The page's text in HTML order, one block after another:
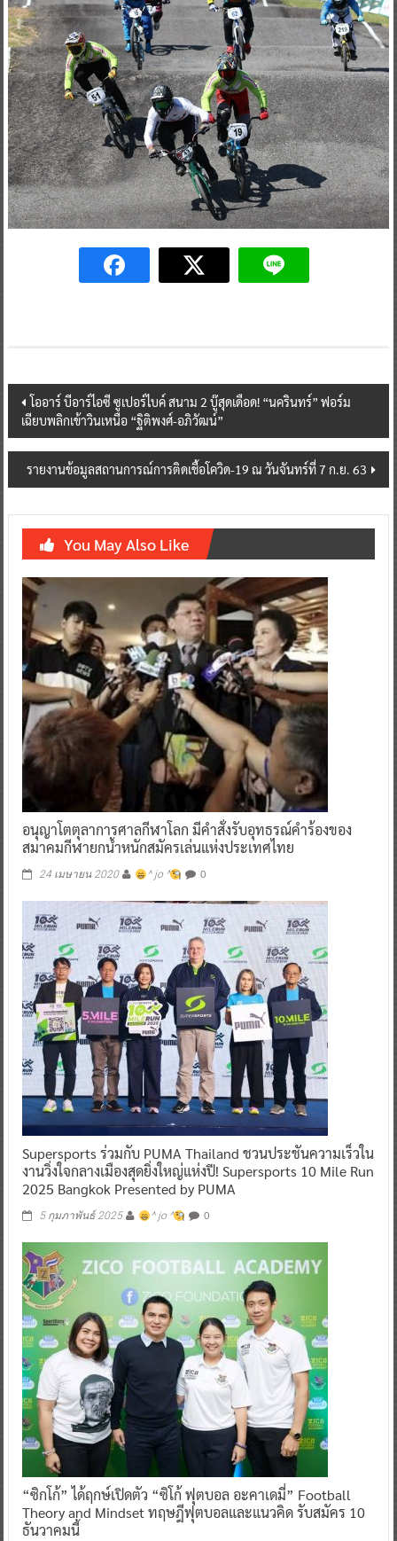
Post
navigation
โออาร์ บีอาร์ไอซี ซูเปอร์ไบค์ สนาม 2 บู๊สุดเดือด! “นครินทร์” ฟอร์ม
เฉียบพลิกเข้าวินเหนือ “ฐิติพงศ์-อภิวัฒน์”
รายงานข้อมูลสถานการณ์การติดเชื้อโควิด-19 ณ วันจันทร์ที่ 7 ก.ย. 63
You May Also Like
อนุญาโตตุลาการศาลกีฬาโลก มีคำสั่งรับอุทธรณ์คำร้องของ
สมาคมกีฬายกน้ำหนักสมัครเล่นแห่งประเทศไทย
24 เมษายน 2020 ^ jo ^ 0
Supersports ร่วมกับ PUMA Thailand ชวนประชันความเร็วใน
งานวิ่งใจกลางเมืองสุดยิ่งใหญ่แห่งปี! Supersports 10 Mile Run
2025 Bangkok Presented by PUMA
5 กุมภาพันธ์ 2025 ^ jo ^ 0
“ซิกโก้” ได้ฤกษ์เปิดตัว “ซิโก้ ฟุตบอล อะคาเดมี่” Football
Theory and Mindset ทฤษฎีฟุตบอลและแนวคิด รับสมัคร 10
ธันวาคมนี้